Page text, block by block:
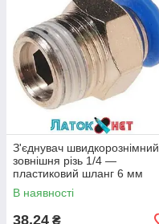
З'єднувач швидкорознімний
зовнішня різь 1/4 —
пластиковий шланг 6 мм
SPC06-02 Airkraft
В наявності
38,24 ₴